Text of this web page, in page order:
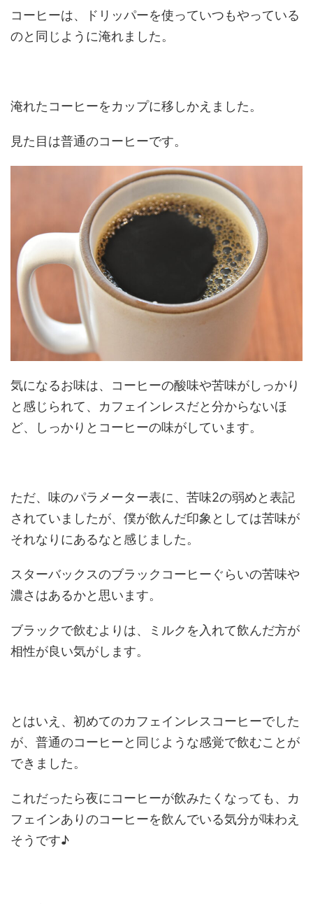
コーヒーは、ドリッパーを使っていつもやっている
のと同じように淹れました。
淹れたコーヒーをカップに移しかえました。
見た目は普通のコーヒーです。
気になるお味は、コーヒーの酸味や苦味がしっかり
と感じられて、 カフェインレスだと分からないほ
ど、
しっかりとコーヒーの味がしています。
ただ、味のパラメーター表に、苦味2の弱めと表記
されていましたが、僕が飲んだ印象としては苦味が
それなりにあるなと感じました。
スターバックスのブラックコーヒーぐらいの苦味や
濃さはあるかと思います。
ブラックで飲むよりは、ミルクを入れて飲んだ方が
相性が良い気がします。
とはいえ、初めてのカフェインレスコーヒーでした
が、普通のコーヒーと同じような感覚で飲むことが
できました。
これだったら夜にコーヒーが飲みたくなっても、カ
フェインありのコーヒーを飲んでいる気分が味わえ
そうです♪